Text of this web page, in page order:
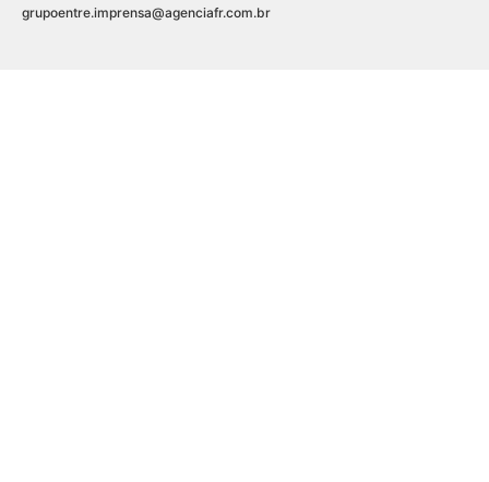
grupoentre.imprensa@agenciafr.com.br